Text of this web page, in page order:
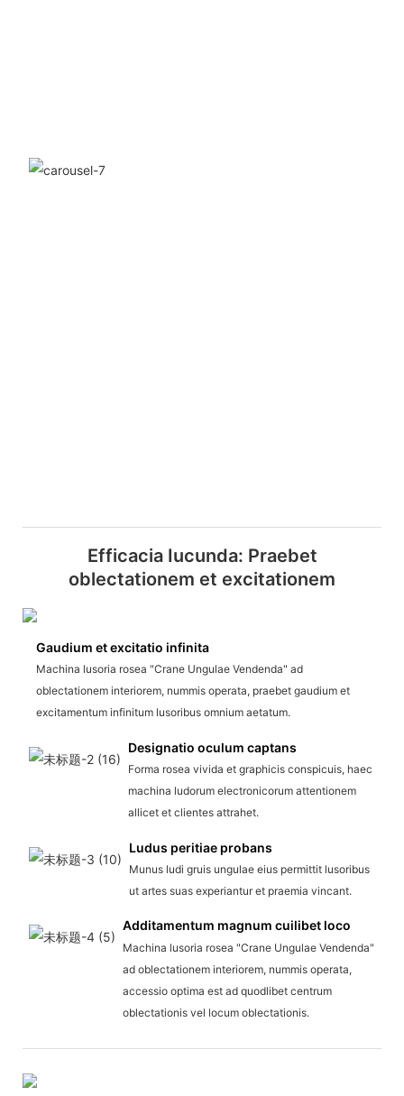
Efficacia Iucunda: Praebet
oblectationem et excitationem
Gaudium et excitatio infinita
Machina lusoria rosea "Crane Ungulae Vendenda" ad
oblectationem interiorem, nummis operata, praebet gaudium et
excitamentum infinitum lusoribus omnium aetatum.
Designatio oculum captans
Forma rosea vivida et graphicis conspicuis, haec
machina ludorum electronicorum attentionem
allicet et clientes attrahet.
Ludus peritiae probans
Munus ludi gruis ungulae eius permittit lusoribus
ut artes suas experiantur et praemia vincant.
Additamentum magnum cuilibet loco
Machina lusoria rosea "Crane Ungulae Vendenda"
ad oblectationem interiorem, nummis operata,
accessio optima est ad quodlibet centrum
oblectationis vel locum oblectationis.